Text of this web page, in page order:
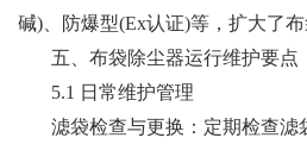
碱)、防爆型(Ex认证)等，扩大了布
五、布袋除尘器运行维护要点
5.1 日常维护管理
滤袋检查与更换：定期检查滤